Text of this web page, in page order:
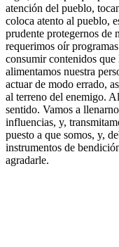
atención del pueblo,
coloca atento al pueblo,
prudente protegernos de
requerimos oír
consumir contenidos que
alimentamos nuestra
actuar de modo errado,
al terreno del enemigo.
sentido. Vamos a
influencias, y,
puesto a que somos, y,
instrumentos de
agradarle.